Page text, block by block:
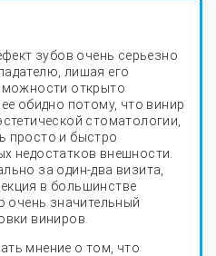
зубов очень серьезно
лишая его
открыто
обидно потому, что винир
стоматологии,
просто и быстро
недостатков внешности.
за один-два визита,
в большинстве
очень значительный
виниров.
мнение о том, что